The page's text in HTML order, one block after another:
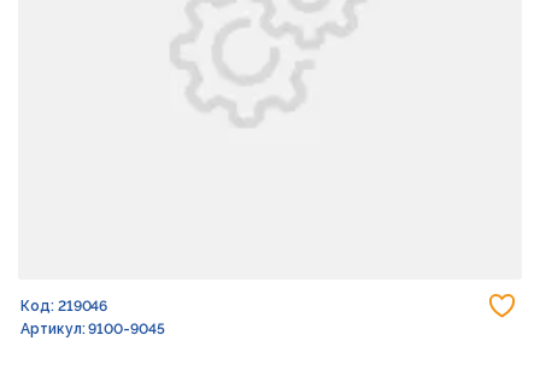
Код: 219046
Артикул: 9100-9045